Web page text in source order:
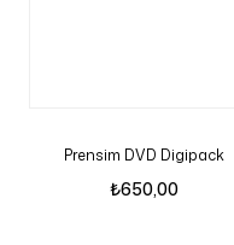
Prensim DVD Digipack
₺650,00